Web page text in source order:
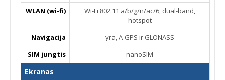
WLAN (wi-fi)
Wi-Fi 802.11 a/b/g/n/ac/6, dual-band,
hotspot
Navigacija
yra, A-GPS ir GLONASS
SIM jungtis
nanoSIM
Ekranas